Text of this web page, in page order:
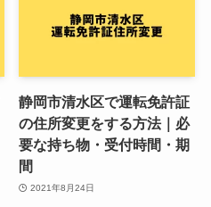
静岡市清水区で運転免許証
の住所変更をする方法｜必
要な持ち物・受付時間・期
間
2021年8月24日